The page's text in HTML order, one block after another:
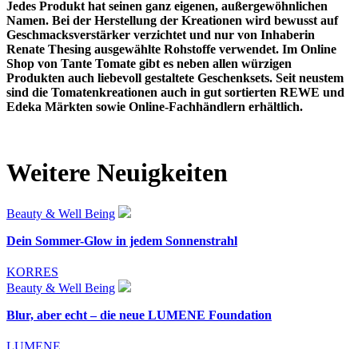
Jedes Produkt hat seinen ganz eigenen, außergewöhnlichen
Namen. Bei der Herstellung der Kreationen wird bewusst auf
Geschmacksverstärker verzichtet und nur von Inhaberin
Renate Thesing ausgewählte Rohstoffe verwendet. Im Online
Shop von Tante Tomate gibt es neben allen würzigen
Produkten auch liebevoll gestaltete Geschenksets. Seit neustem
sind die Tomatenkreationen auch in gut sortierten REWE und
Edeka Märkten sowie Online-Fachhändlern erhältlich.
Weitere Neuigkeiten
Beauty & Well Being
Dein Sommer-Glow in jedem Sonnenstrahl
KORRES
Beauty & Well Being
Blur, aber echt – die neue LUMENE Foundation